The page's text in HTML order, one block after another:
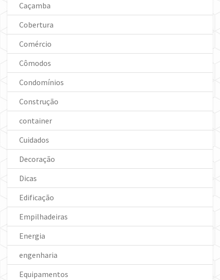
Caçamba
Cobertura
Comércio
Cômodos
Condomínios
Construção
container
Cuidados
Decoração
Dicas
Edificação
Empilhadeiras
Energia
engenharia
Equipamentos